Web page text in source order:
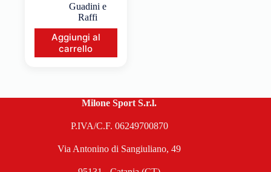
Guadini e
Raffi
Aggiungi al
carrello
Milone Sport S.r.l.
P.IVA/C.F. 06249700870
Via Antonino di Sangiuliano, 49